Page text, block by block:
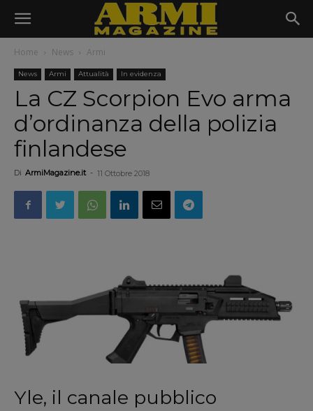
Home News Armi
News Armi Attualità In evidenza
La CZ Scorpion Evo arma
d’ordinanza della polizia
finlandese
Di ArmiMagazine.it - 11 Ottobre 2018
Yle, il canale pubblico